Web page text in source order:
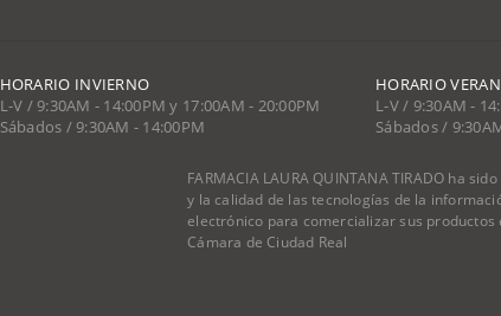
HORARIO INVIERNO
L-V / 9:30AM - 14:00PM y 17:00AM - 20:00PM
Sábados / 9:30AM - 14:00PM
HORARIO
L-V / 9:30AM -
Sábados /
FARMACIA LAURA QUINTANA TIRADO ha
y la calidad de las tecnologías de la
electrónico para comercializar sus productos
Cámara de Ciudad Real